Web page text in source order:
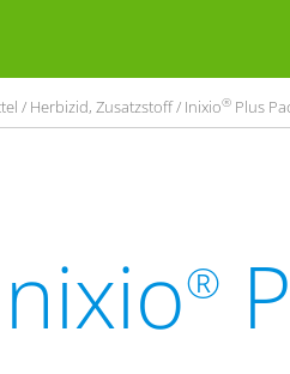
/ Herbizid, Zusatzstoff / Inixio® Plus
®